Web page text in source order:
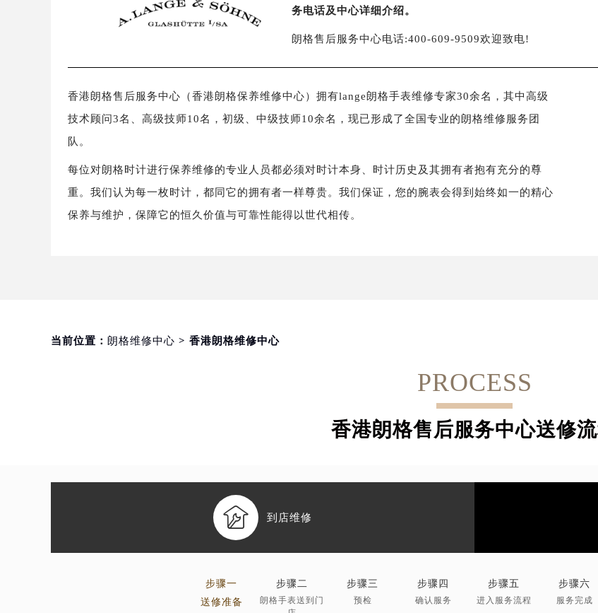
务电话及中心详细介绍。
朗格售后服务中心电话:400-609-9509欢迎致电!
香港朗格售后服务中心（香港朗格保养维修中心）拥有lange朗格手表维修专家30余名，其中高级
技术顾问3名、高级技师10名，初级、中级技师10余名，现已形成了全国专业的朗格维修服务团
队。
每位对朗格时计进行保养维修的专业人员都必须对时计本身、时计历史及其拥有者抱有充分的尊
重。我们认为每一枚时计，都同它的拥有者一样尊贵。我们保证，您的腕表会得到始终如一的精心
保养与维护，保障它的恒久价值与可靠性能得以世代相传。
当前位置： 朗格维修中心 > 香港朗格维修中心
PROCESS
香港朗格售后服务中心送修
 到店维修
步骤一
送修准备
步骤二
朗格手表送到门
步骤三
预检
步骤四
确认服务
步骤五
进入服务流程
步骤六
服务完成